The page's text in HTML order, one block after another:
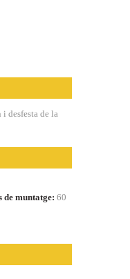
desfesta de la
de muntatge: 60